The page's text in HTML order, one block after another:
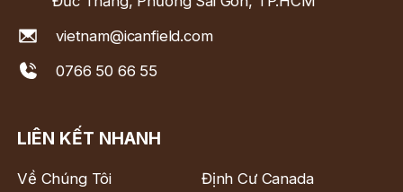
vietnam@icanfield.com
0766 50 66 55
LIÊN KẾT NHANH
Về Chúng Tôi
Định Cư Canada